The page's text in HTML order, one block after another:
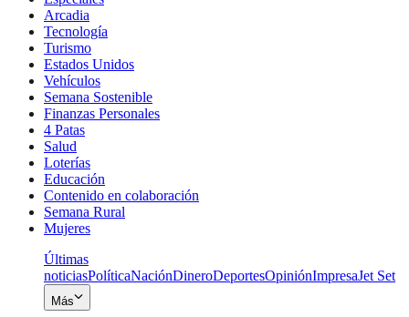
Arcadia
Tecnología
Turismo
Estados Unidos
Vehículos
Semana Sostenible
Finanzas Personales
4 Patas
Salud
Loterías
Educación
Contenido en colaboración
Semana Rural
Mujeres
Últimas
noticiasPolíticaNaciónDineroDeportesOpiniónImpresaJet Set
Más